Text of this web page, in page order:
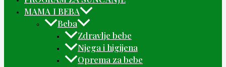
MAMA I BEBA
Beba
Zdravlje bebe
Njega i higijena
Oprema za bebe